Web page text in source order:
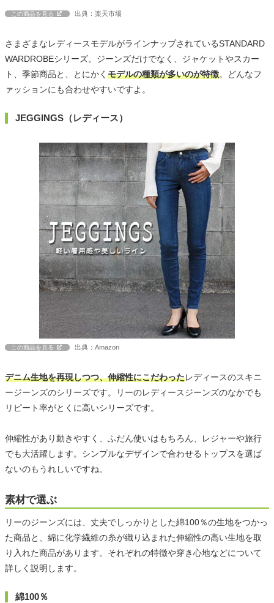
この商品を見る 出典：楽天市場
さまざまなレディースモデルがラインナップされているSTANDARD
WARDROBEシリーズ。ジーンズだけでなく、ジャケットやスカー
ト、季節商品と、とにかく モデルの種類が多いのが特徴。どんなフ
ァッションにも合わせやすいですよ。
JEGGINGS（レディース）
この商品を見る 出典：Amazon
デニム生地を再現しつつ、伸縮性にこだわったレディースのスキニ
ージーンズのシリーズです。リーのレディースジーンズのなかでも
リピート率がとくに高いシリーズです。
伸縮性があり動きやすく、ふだん使いはもちろん、レジャーや旅行
でも大活躍します。シンプルなデザインで合わせるトップスを選ば
ないのもうれしいですね。
素材で選ぶ
リーのジーンズには、丈夫でしっかりとした綿100％の生地をつかっ
た商品と、綿に化学繊維の糸が織り込まれた伸縮性の高い生地を取
り入れた商品があります。それぞれの特徴や穿き心地などについて
詳しく説明します。
綿100％